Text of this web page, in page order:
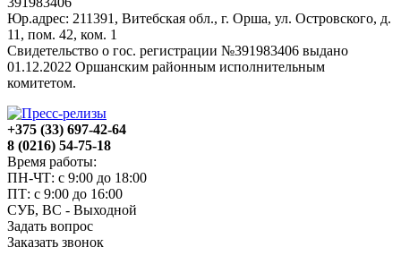
Юр.адрес: 211391, Витебская обл., г. Орша, ул. Островского, д.
11, пом. 42, ком. 1
Свидетельство о гос. регистрации №391983406 выдано
01.12.2022 Оршанским районным исполнительным
комитетом.
+375 (33) 697-42-64
8 (0216) 54-75-18
Время работы:
ПН-ЧТ: с 9:00 до 18:00
ПТ: с 9:00 до 16:00
СУБ, ВС - Выходной
Задать вопрос
Заказать звонок